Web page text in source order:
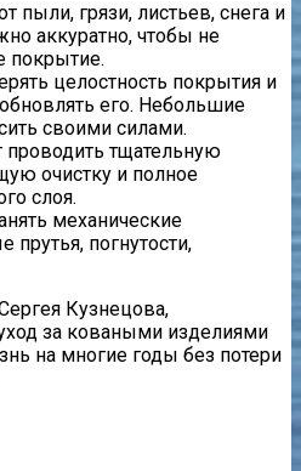
пыли, грязи, листьев, снега и
аккуратно, чтобы не
покрытие.
целостность покрытия и
его. Небольшие
своими силами.
проводить тщательную
очистку и полное
слоя.
механические
прутья, погнутости,
Кузнецова,
за коваными изделиями
на многие годы без потери